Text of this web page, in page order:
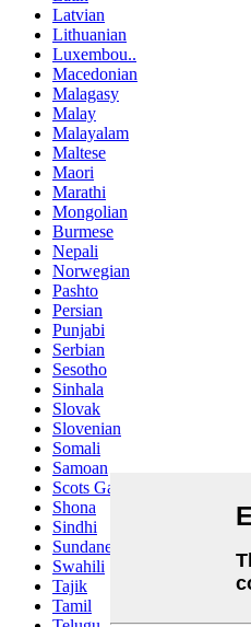
Latvian
Lithuanian
Luxembou..
Macedonian
Malagasy
Malay
Malayalam
Maltese
Maori
Marathi
Mongolian
Burmese
Nepali
Norwegian
Pashto
Persian
Punjabi
Serbian
Sesotho
Sinhala
Slovak
Slovenian
Somali
Samoan
Scots Gaelic
Shona
Sindhi
Sundanese
Swahili
Tajik
Tamil